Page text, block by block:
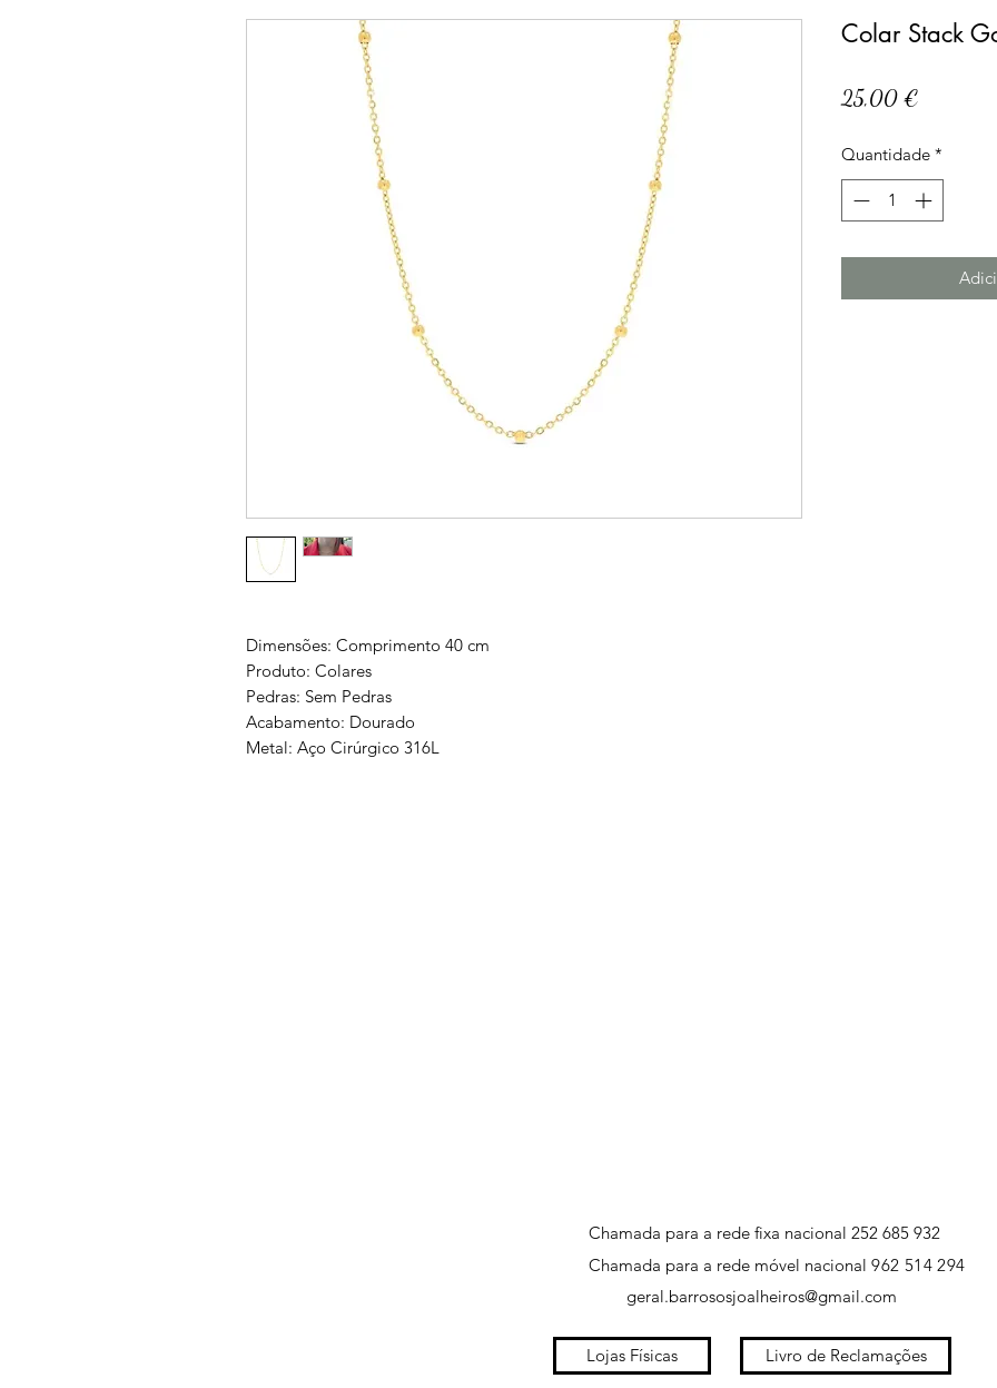
Dimensões: Comprimento 40 cm
Produto: Colares
Pedras: Sem Pedras
Acabamento: Dourado
Metal: Aço Cirúrgico 316L
Colar Stack
25,00 €Preço
Quantidade *
Chamada para a rede fixa nacional 252 685 932
Chamada para a rede móvel nacional962 514 294
geral.barrososjoalheiros@gmail.com
Lojas Físicas Livro de Reclamações